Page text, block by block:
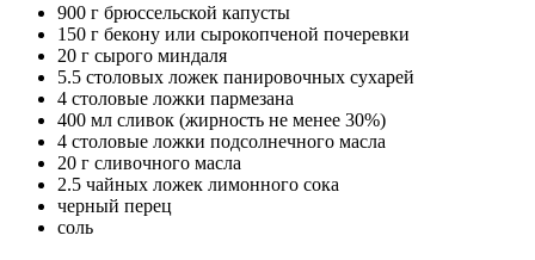
900 г брюссельской капусты
150 г бекону или сырокопченой почеревки
20 г сырого миндаля
5.5 столовых ложек панировочных сухарей
4 столовые ложки пармезана
400 мл сливок (жирность не менее 30%)
4 столовые ложки подсолнечного масла
20 г сливочного масла
2.5 чайных ложек лимонного сока
черный перец
соль